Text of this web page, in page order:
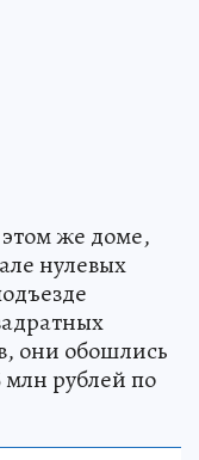
этом же доме,
нулевых
они обошлись
млн рублей по